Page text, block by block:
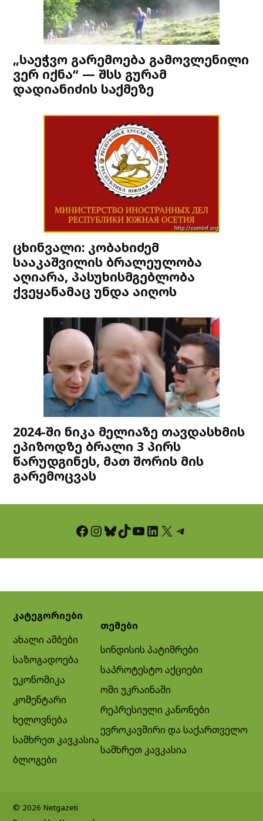
„საეჭვო გარემოება გამოვლენილი
ვერ იქნა“ — შსს გურამ
დადიანიძის საქმეზე
ცხინვალი: კობახიძემ
სააკაშვილის ბრალეულობა
აღიარა, პასუხისმგებლობა
ქვეყანამაც უნდა აიღოს
2024-ში ნიკა მელიაზე თავდასხმის
ეპიზოდზე ბრალი 3 პირს
წარუდგინეს, მათ შორის მის
გარემოცვას
Facebook InstagramBluesky TikTok YouTube LinkedIn X Telegram
კატეგორიები
ახალი ამბები
საზოგადოება
ეკონომიკა
კომენტარი
ხელოვნება
სამხრეთ კავკასია
ბლოგები
თემები
სინდისის პატიმრები
საპროტესტო აქციები
ომი უკრაინაში
რეპრესიული კანონები
ევროკავშირი და საქართველო
სამხრეთ კავკასია
© 2026 Netgazeti